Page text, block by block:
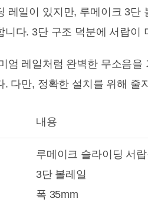
레일이 있지만, 루메이크 3단
니다. 3단 구조 덕분에 서랍
엄 레일처럼 완벽한 무소음
. 다만, 정확한 설치를 위해 줄
내용
루메이크 슬라이딩 서
3단 볼레일
폭 35mm